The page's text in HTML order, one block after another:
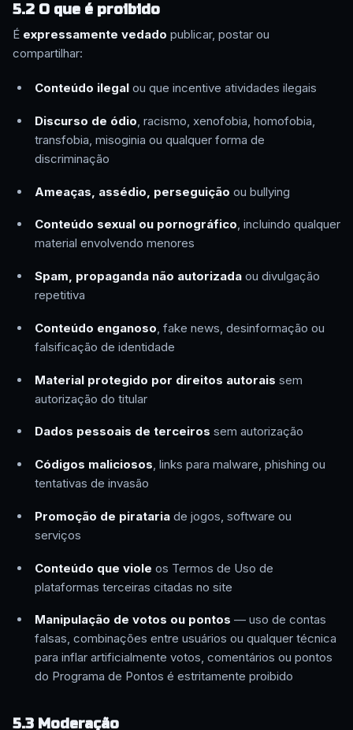
5.2 O que é proibido
É expressamente vedado publicar, postar ou
compartilhar:
Conteúdo ilegalou que incentive atividades ilegais
Discurso de ódio , racismo, xenofobia, homofobia,
transfobia, misoginia ou qualquer forma de
discriminação
Ameaças, assédio, perseguição ou bullying
Conteúdo sexual ou pornográfico, incluindo qualquer
material envolvendo menores
Spam, propaganda não autorizadaou divulgação
repetitiva
Conteúdo enganoso , fake news, desinformação ou
falsificação de identidade
Material protegido por direitos autorais sem
autorização do titular
Dados pessoais de terceiros sem autorização
Códigos maliciosos, links para malware, phishing ou
tentativas de invasão
Promoção de piratariade jogos, software ou
serviços
Conteúdo que viole os Termos de Uso de
plataformas terceiras citadas no site
Manipulação de votos ou pontos — uso de contas
falsas, combinações entre usuários ou qualquer técnica
para inflar artificialmente votos, comentários ou pontos
do Programa de Pontos é estritamente proibido
5.3 Moderação